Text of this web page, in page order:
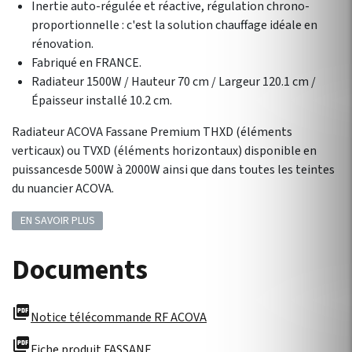
Inertie auto-régulée et réactive, régulation chrono-
proportionnelle : c'est la solution chauffage idéale en
rénovation.
Fabriqué en FRANCE.
Radiateur 1500W / Hauteur 70 cm / Largeur 120.1 cm /
Épaisseur installé 10.2 cm.
Radiateur ACOVA Fassane Premium THXD (éléments
verticaux) ou TVXD (éléments horizontaux) disponible en
puissancesde 500W à 2000W ainsi que dans toutes les teintes
du nuancier ACOVA.
EN SAVOIR PLUS
Documents
picture_as_pdfNotice télécommande RF ACOVA
picture_as_pdf